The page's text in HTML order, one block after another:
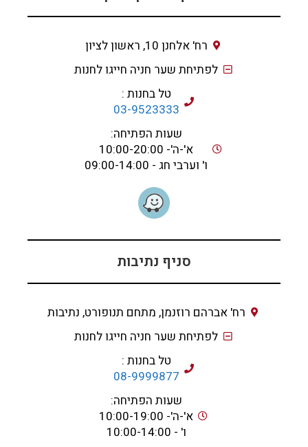
רח' אלחנן 10, ראשון לציון
לפתיחת שער חניה חייגו לחנות
טל בחנות :
03-9523333
שעות הפתיחה:
א'-ה'- 10:00-20:00
ו' וערבי חג - 09:00-14:00
סניף נתיבות
רח' אברהם רוזנמן, מתחם תנופורט, נתיבות
לפתיחת שער חניה חייגו לחנות
טל בחנות :
08-9999877
שעות הפתיחה:
א'-ה'- 10:00-19:00
ו' - 10:00-14:00